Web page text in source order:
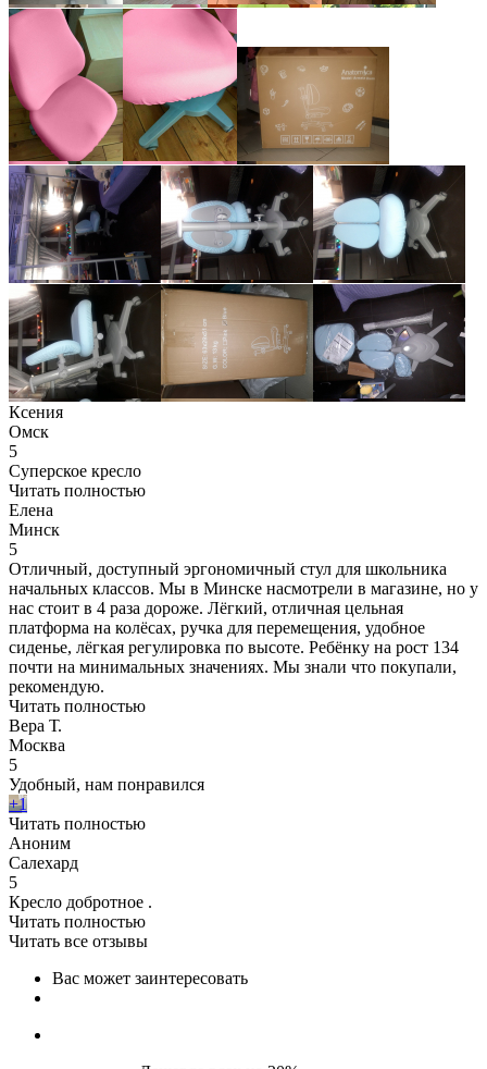
Ксения
Омск
5
Суперское кресло
Читать полностью
Елена
Минск
5
Отличный, доступный эргономичный стул для школьника
начальных классов. Мы в Минске насмотрели в магазине, но у
нас стоит в 4 раза дороже. Лёгкий, отличная цельная
платформа на колёсах, ручка для перемещения, удобное
сиденье, лёгкая регулировка по высоте. Ребёнку на рост 134
почти на минимальных значениях. Мы знали что покупали,
рекомендую.
Читать полностью
Вера Т.
Москва
5
Удобный, нам понравился
+1
Читать полностью
Аноним
Салехард
5
Кресло добротное .
Читать полностью
Читать все отзывы
Вас может заинтересовать